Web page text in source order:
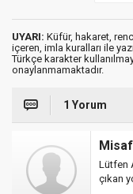
UYARI: Küfür, hakaret,
içeren, imla kuralları ile
Türkçe karakter
onaylanmamaktadır.
1 Yorum
Lütfen
çıkan